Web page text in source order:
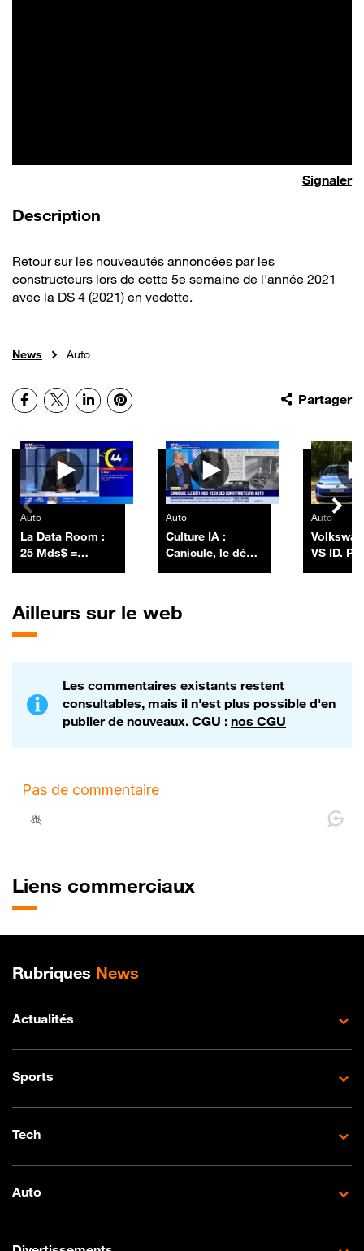
Signaler
Description
Retour sur les nouveautés annoncées par les
constructeurs lors de cette 5e semaine de l'année 2021
avec la DS 4 (2021) en vedette.
News Auto
Partager
Facebook
X LinkedInPinterest
Autres vidéos
Auto
La Data Room :
25 Mds$ =
obligataire en
levant 25 Mds$ -
Auto
Culture IA :
Canicule, le défi
Morel - 10/07
Auto
VS ID.
Ailleurs sur le web
Les commentaires existants restent
consultables, mais il n'est plus possible d'en
publier de nouveaux. CGU : nos CGU
Liens commerciaux
Plan de site
Rubriques News
Actualités
Sports
Tech
Auto